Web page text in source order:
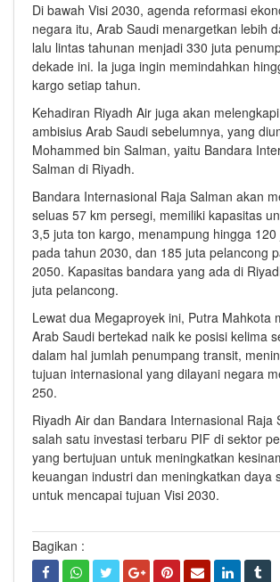
Di bawah Visi 2030, agenda reformasi
negara itu, Arab Saudi menargetkan lebih
lalu lintas tahunan menjadi 330 juta
dekade ini. Ia juga ingin memindahkan
kargo setiap tahun.
Kehadiran Riyadh Air juga akan
ambisius Arab Saudi sebelumnya, yang
Mohammed bin Salman, yaitu Bandara
Salman di Riyadh.
Bandara Internasional Raja Salman akan
seluas 57 km persegi, memiliki kapasitas
3,5 juta ton kargo, menampung hingga
pada tahun 2030, dan 185 juta pelancong
2050. Kapasitas bandara yang ada di
juta pelancong.
Lewat dua Megaproyek ini, Putra Mahkota
Arab Saudi bertekad naik ke posisi kelima
dalam hal jumlah penumpang transit,
tujuan internasional yang dilayani negara
250.
Riyadh Air dan Bandara Internasional Raja
salah satu investasi terbaru PIF di sektor
yang bertujuan untuk meningkatkan
keuangan industri dan meningkatkan daya
untuk mencapai tujuan Visi 2030.
Bagikan :